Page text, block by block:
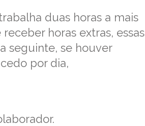
duas horas a mais
horas extras, essas
seguinte, se houver
por dia,